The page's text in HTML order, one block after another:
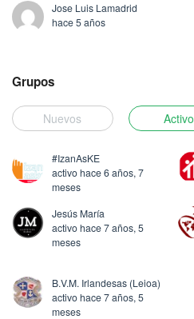
Jose Luis Lamadrid
hace 5 años
Grupos
Nuevos Activo
#IzanAsKE
activo hace 6 años, 7
meses
Jesús María
activo hace 7 años, 5
meses
B.V.M. Irlandesas (Leioa)
activo hace 7 años, 5
meses